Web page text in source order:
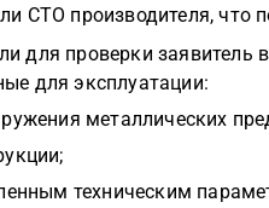
СТО производителя, что
для проверки заявитель
для эксплуатации:
металлических
техническим